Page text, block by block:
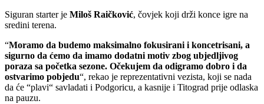
Siguran starter je Miloš Raičković, čovjek koji drži konce igre na
sredini terena.
“Moramo da budemo maksimalno fokusirani i koncetrisani, a
sigurno da ćemo da imamo dodatni motiv zbog ubjedljivog
poraza sa početka sezone. Očekujem da odigramo dobro i da
ostvarimo pobjedu“, rekao je reprezentativni vezista, koji se nada
da će “plavi“ savladati i Podgoricu, a kasnije i Titograd prije odlaska
na pauzu.